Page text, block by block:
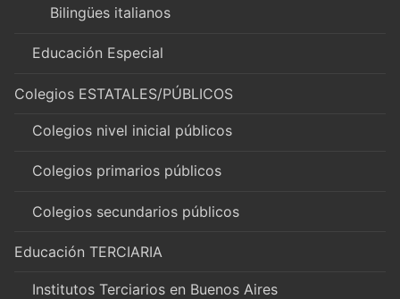
Bilingües italianos
Educación Especial
Colegios ESTATALES/PÚBLICOS
Colegios nivel inicial públicos
Colegios primarios públicos
Colegios secundarios públicos
Educación TERCIARIA
Institutos Terciarios en Buenos Aires